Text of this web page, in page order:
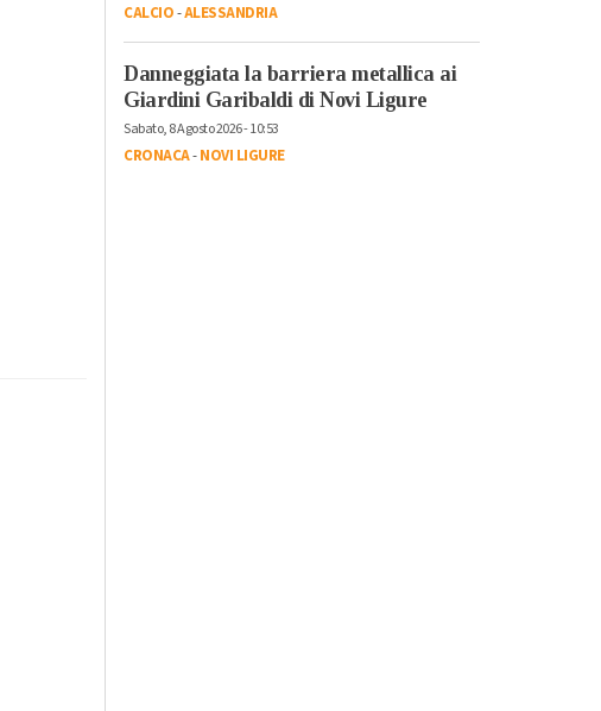
CALCIO-ALESSANDRIA
Danneggiata la barriera metallica ai
Giardini Garibaldi di Novi Ligure
Sabato, 8 Agosto 2026 - 10:53
CRONACA-NOVI LIGURE